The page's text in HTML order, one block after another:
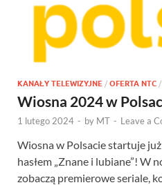
KANAŁY TELEWIZYJNE / OFERTA NTC /
Wiosna 2024 w
1 lutego 2024 - by MT - Leave a
Wiosna w Polsacie startuje
hasłem „Znane i lubiane”! W
zobaczą premierowe seriale,